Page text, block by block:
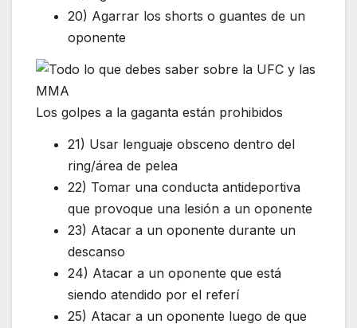
20) Agarrar los shorts o guantes de un
oponente
Los golpes a la gaganta están prohibidos
21) Usar lenguaje obsceno dentro del
ring/área de pelea
22) Tomar una conducta antideportiva
que provoque una lesión a un oponente
23) Atacar a un oponente durante un
descanso
24) Atacar a un oponente que está
siendo atendido por el referí
25) Atacar a un oponente luego de que